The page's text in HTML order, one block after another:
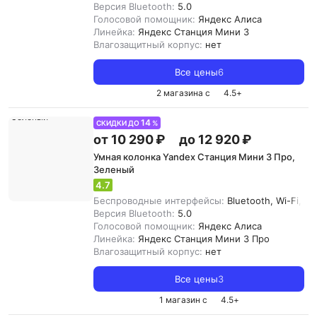
Версия Bluetooth: 5.0
Голосовой помощник: Яндекс Алиса
Линейка: Яндекс Станция Мини 3
Влагозащитный корпус: нет
Все цены6
2 магазина с 4.5+
СКИДКИ ДО14 %
от 10 290 ₽ до 12 920 ₽
Умная колонка Yandex Станция Мини 3 Про,
Зеленый
4.7
Беспроводные интерфейсы: Bluetooth, Wi-Fi,
Версия Bluetooth: 5.0
Голосовой помощник: Яндекс Алиса
Линейка: Яндекс Станция Мини 3 Про
Влагозащитный корпус: нет
Все цены3
1 магазин с 4.5+